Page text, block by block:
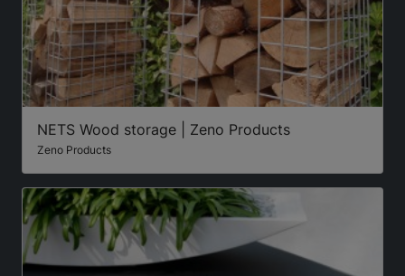
NETS Wood storage | Zeno Products
Zeno Products